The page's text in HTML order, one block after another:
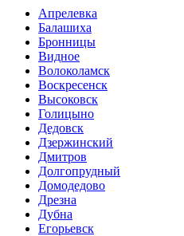
Апрелевка
Балашиха
Бронницы
Видное
Волоколамск
Воскресенск
Высоковск
Голицыно
Дедовск
Дзержинский
Дмитров
Долгопрудный
Домодедово
Дрезна
Дубна
Егорьевск